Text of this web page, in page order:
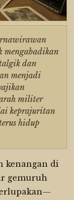
mengabadikan
dan
menjadi
militer
keprajuritan
hidup
kenangan di
gemuruh